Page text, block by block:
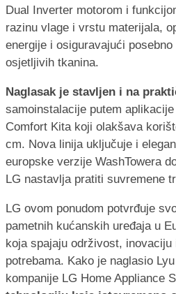
Dual Inverter motorom i
razinu vlage i vrstu materijala,
energije i osiguravajući
osjetljivih tkanina.
Naglasak je stavljen i na
samoinstalacije putem
Comfort Kita koji olakšava
cm. Nova linija uključuje i
europske verzije WashTowera
LG nastavlja pratiti suvremene
LG ovom ponudom potvrđuje
pametnih kućanskih uređaja u
koja spajaju održivost, inovaciju
potrebama. Kako je naglasio
kompanije LG Home Appliance